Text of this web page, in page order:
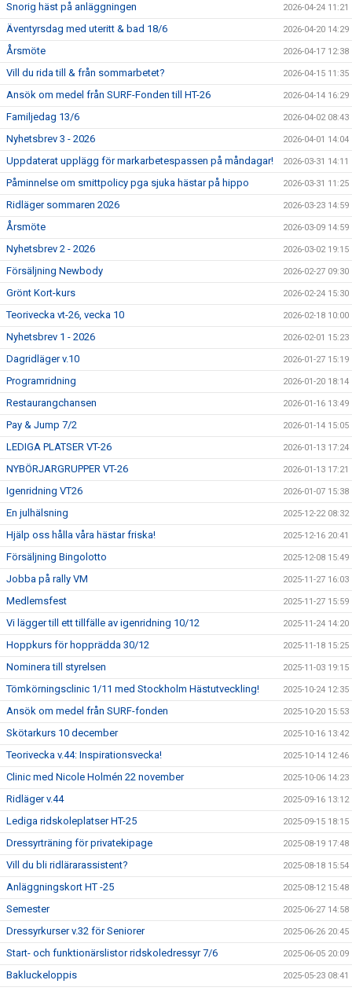
Snorig häst på anläggningen 2026-04-24 11:21
Äventyrsdag med uteritt & bad 18/6 2026-04-20 14:29
Årsmöte 2026-04-17 12:38
Vill du rida till & från sommarbetet? 2026-04-15 11:35
Ansök om medel från SURF-Fonden till HT-26 2026-04-14 16:29
Familjedag 13/6 2026-04-02 08:43
Nyhetsbrev 3 - 2026 2026-04-01 14:04
Uppdaterat upplägg för markarbetespassen på måndagar! 2026-03-31 14:11
Påminnelse om smittpolicy pga sjuka hästar på hippo 2026-03-31 11:25
Ridläger sommaren 2026 2026-03-23 14:59
Årsmöte 2026-03-09 14:59
Nyhetsbrev 2 - 2026 2026-03-02 19:15
Försäljning Newbody 2026-02-27 09:30
Grönt Kort-kurs 2026-02-24 15:30
Teorivecka vt-26, vecka 10 2026-02-18 10:00
Nyhetsbrev 1 - 2026 2026-02-01 15:23
Dagridläger v.10 2026-01-27 15:19
Programridning 2026-01-20 18:14
Restaurangchansen 2026-01-16 13:49
Pay & Jump 7/2 2026-01-14 15:05
LEDIGA PLATSER VT-26 2026-01-13 17:24
NYBÖRJARGRUPPER VT-26 2026-01-13 17:21
Igenridning VT26 2026-01-07 15:38
En julhälsning 2025-12-22 08:32
Hjälp oss hålla våra hästar friska! 2025-12-16 20:41
Försäljning Bingolotto 2025-12-08 15:49
Jobba på rally VM 2025-11-27 16:03
Medlemsfest 2025-11-27 15:59
Vi lägger till ett tillfälle av igenridning 10/12 2025-11-24 14:20
Hoppkurs för hopprädda 30/12 2025-11-18 15:25
Nominera till styrelsen 2025-11-03 19:15
Tömkörningsclinic 1/11 med Stockholm Hästutveckling! 2025-10-24 12:35
Ansök om medel från SURF-fonden 2025-10-20 15:53
Skötarkurs 10 december 2025-10-16 13:42
Teorivecka v.44: Inspirationsvecka! 2025-10-14 12:46
Clinic med Nicole Holmén 22 november 2025-10-06 14:23
Ridläger v.44 2025-09-16 13:12
Lediga ridskoleplatser HT-25 2025-09-15 18:15
Dressyrträning för privatekipage 2025-08-19 17:48
Vill du bli ridlärarassistent? 2025-08-18 15:54
Anläggningskort HT -25 2025-08-12 15:48
Semester 2025-06-27 14:58
Dressyrkurser v.32 för Seniorer 2025-06-26 20:45
Start- och funktionärslistor ridskoledressyr 7/6 2025-06-05 20:09
Bakluckeloppis 2025-05-23 08:41